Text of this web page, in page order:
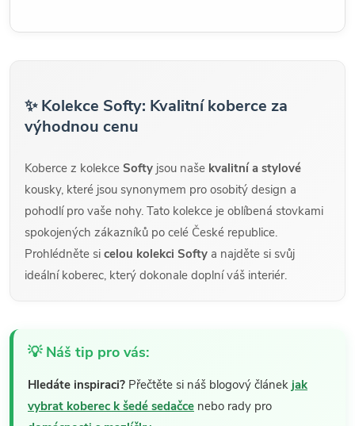
✨ Kolekce Softy: Kvalitní koberce za
výhodnou cenu
Koberce z kolekce Softy jsou naše kvalitní a stylové
kousky, které jsou synonymem pro osobitý design a
pohodlí pro vaše nohy. Tato kolekce je oblíbená stovkami
spokojených zákazníků po celé České republice.
Prohlédněte si celou kolekci Softy a najděte si svůj
ideální koberec, který dokonale doplní váš interiér.
💡 Náš tip pro vás:
Hledáte inspiraci? Přečtěte si náš blogový článek jak
vybrat koberec k šedé sedačce nebo rady pro